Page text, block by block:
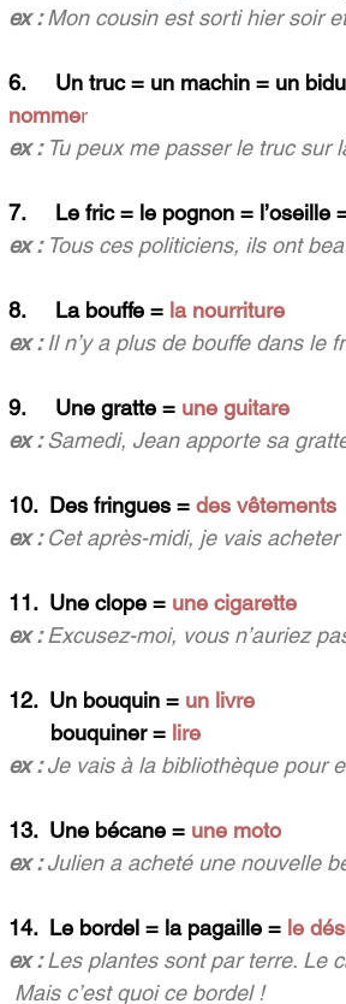
ex : Mon cousin est sorti hier soir
6.     Un truc = un machin = un
nommer
ex : Tu peux me passer le truc sur
7.     Le fric = le pognon = l’oseille
ex : Tous ces politiciens, ils ont
8.     La bouffe = la nourriture
ex : Il n’y a plus de bouffe dans le
9.     Une gratte = une guitare
ex : Samedi, Jean apporte sa
10.  Des fringues = des vêtements
ex : Cet après-midi, je vais acheter
11.  Une clope = une cigarette
ex : Excusez-moi, vous n’auriez
12.  Un bouquin = un livre
       bouquiner =
lire
ex : Je vais à la bibliothèque pour
13.  Une bécane = une moto
ex : Julien a acheté une nouvelle
14.  Le bordel = la pagaille = le
ex : Les plantes sont par terre. Le
Mais c’est quoi ce bordel !